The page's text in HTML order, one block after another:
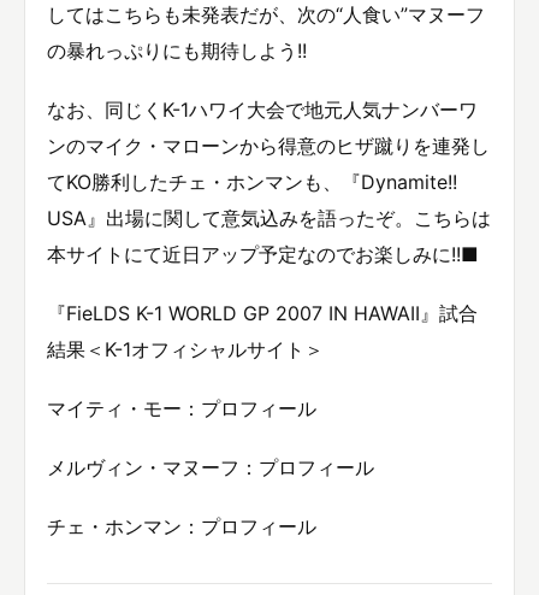
してはこちらも未発表だが、次の“人食い”マヌーフ
の暴れっぷりにも期待しよう!!
なお、同じくK-1ハワイ大会で地元人気ナンバーワ
ンのマイク・マローンから得意のヒザ蹴りを連発し
てKO勝利したチェ・ホンマンも、『Dynamite!!
USA』出場に関して意気込みを語ったぞ。こちらは
本サイトにて近日アップ予定なのでお楽しみに!!■
『FieLDS K-1 WORLD GP 2007 IN HAWAII』試合
結果＜K-1オフィシャルサイト＞
マイティ・モー：プロフィール
メルヴィン・マヌーフ：プロフィール
チェ・ホンマン：プロフィール